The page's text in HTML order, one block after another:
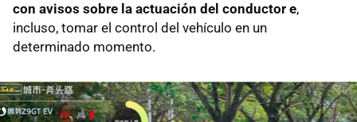
con avisos sobre la actuación del conductor e,
incluso, tomar el control del vehículo en un
determinado momento.